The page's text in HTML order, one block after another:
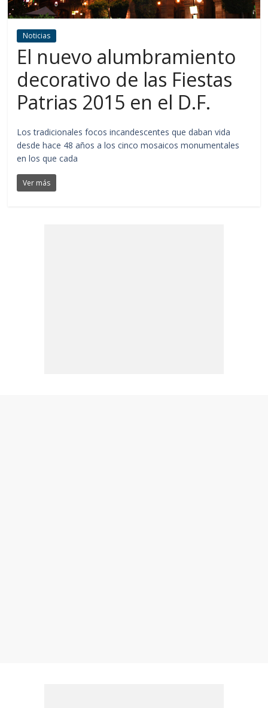
Noticias
El nuevo alumbramiento
decorativo de las Fiestas
Patrias 2015 en el D.F.
Los tradicionales focos incandescentes que daban vida
desde hace 48 años a los cinco mosaicos monumentales
en los que cada
Ver más